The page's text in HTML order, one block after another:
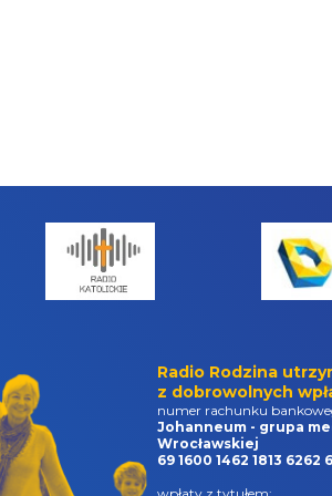
Radio Rodzina
z dobrowolnych
numer rachunku
Johanneum - grupa
Wrocławskiej
69 1600 1462 1813 6262